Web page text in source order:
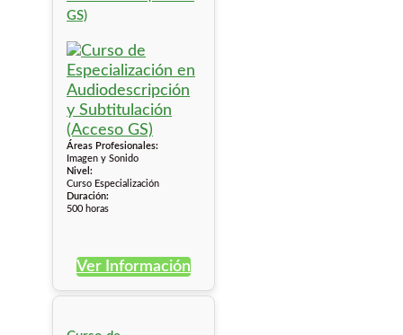
GS)
Áreas Profesionales:
Imagen y Sonido
Nivel:
Curso Especialización
Duración:
500 horas
Ver Información